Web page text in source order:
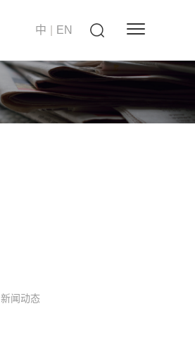
中 EN
新闻动态